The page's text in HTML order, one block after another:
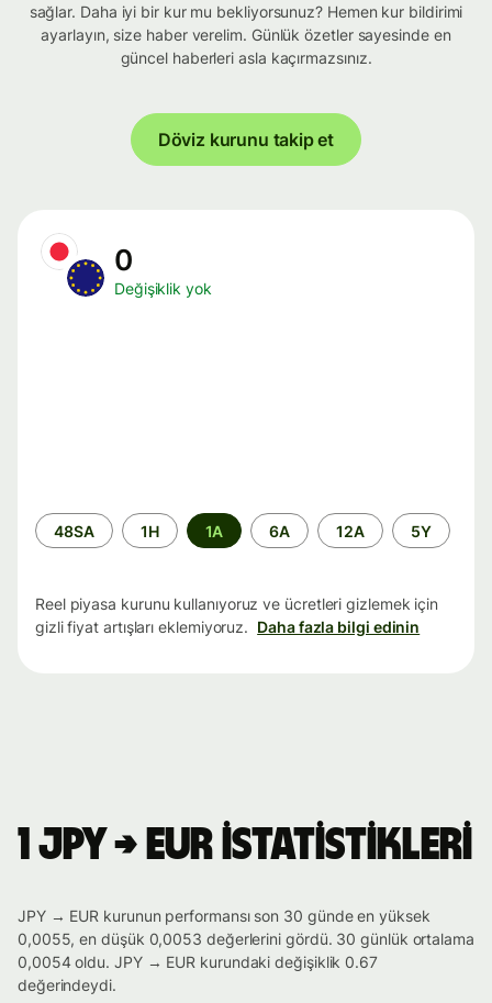
sağlar. Daha iyi bir kur mu bekliyorsunuz? Hemen kur bildirimi
ayarlayın, size haber verelim. Günlük özetler sayesinde en
güncel haberleri asla kaçırmazsınız.
Döviz kurunu takip et
0
Değişiklik yok
Zaman
aralığı
48SA 1H 1A 6A 12A 5Y
Reel piyasa kurunu kullanıyoruz ve ücretleri gizlemek için
gizli fiyat artışları eklemiyoruz. Daha fazla bilgi edinin
1 JPY → EUR istatistikleri
JPY → EUR kurunun performansı son 30 günde en yüksek
0,0055, en düşük 0,0053 değerlerini gördü. 30 günlük ortalama
0,0054 oldu. JPY → EUR kurundaki değişiklik 0.67
değerindeydi.